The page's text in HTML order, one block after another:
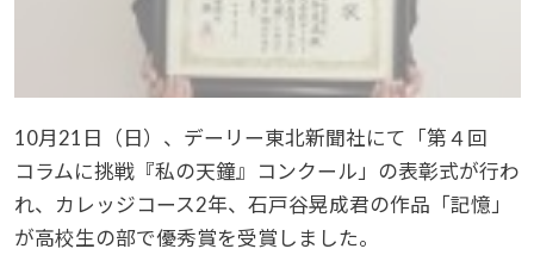
10月21日（日）、デーリー東北新聞社にて「第４回
コラムに挑戦『私の天鐘』コンクール」の表彰式が行わ
れ、カレッジコース2年、石戸谷晃成君の作品「記憶」
が高校生の部で優秀賞を受賞しました。